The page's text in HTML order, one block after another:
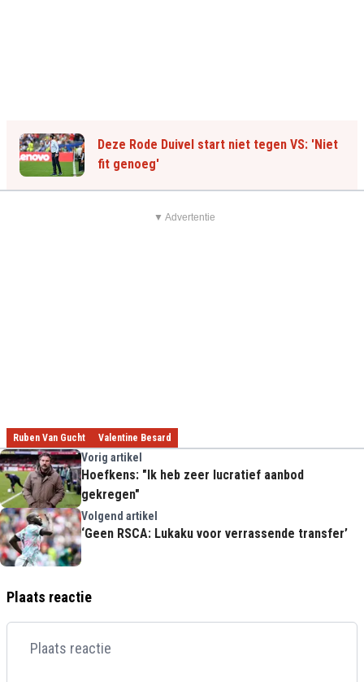
Deze Rode Duivel start niet tegen VS: 'Niet
fit genoeg'
▼ Advertentie
Ruben Van Gucht Valentine Besard
Vorig artikel
Hoefkens: "Ik heb zeer lucratief aanbod
gekregen"
Volgend artikel
‘Geen RSCA: Lukaku voor verrassende transfer’
Plaats reactie